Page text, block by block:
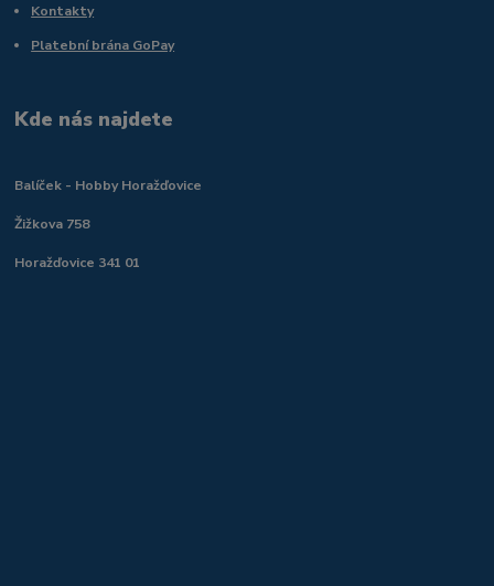
Kontakty
Platební brána GoPay
Kde nás najdete
Balíček - Hobby Horažďovice
Žižkova 758
Horažďovice 341 01